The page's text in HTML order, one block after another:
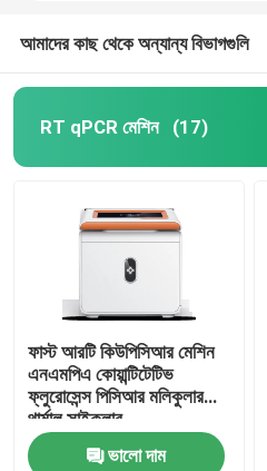
আমাদের কাছ থেকে অন্যান্য বিভাগগুলি
RT qPCR মেশিন (17)
ফাস্ট আরটি কিউপিসিআর মেশিন
এনএমপিএ কোয়ান্টিটেটিভ
ফ্লুরোসেন্স পিসিআর মলিকুলার
থার্মাল সাইক্লার
ভালো দাম